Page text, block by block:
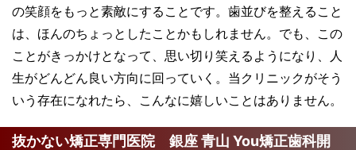
の笑顔をもっと素敵にすることです。歯並びを整えること
は、ほんのちょっとしたことかもしれません。でも、この
ことがきっかけとなって、思い切り笑えるようになり、人
生がどんどん良い方向に回っていく。当クリニックがそう
いう存在になれたら、こんなに嬉しいことはありません。
抜かない矯正専門医院 銀座 青山 You矯正歯科開